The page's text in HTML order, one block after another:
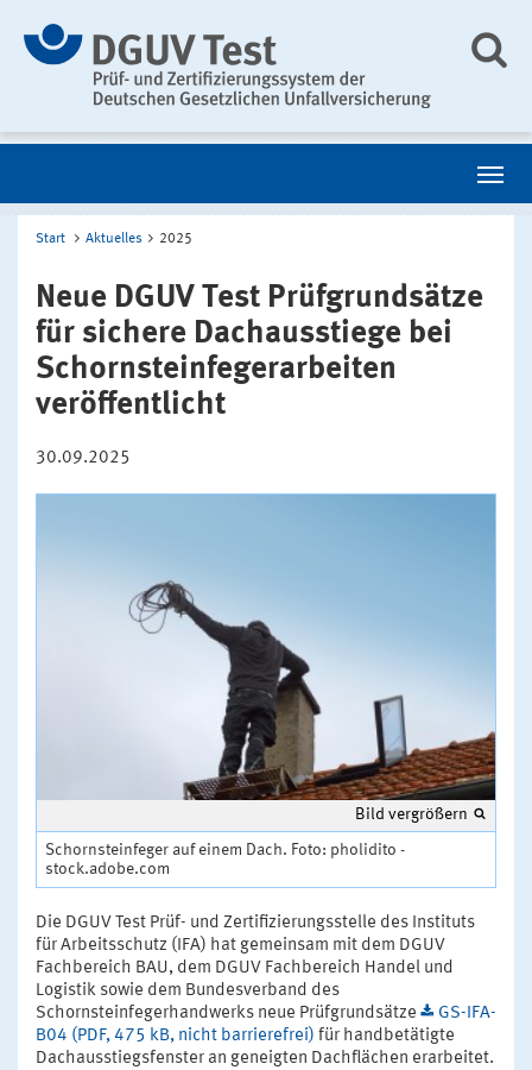
Start Aktuelles 2025
Neue DGUV Test Prüfgrundsätze
für sichere Dachausstiege bei
Schornsteinfegerarbeiten
veröffentlicht
30.09.2025
Bild vergrößern
Schornsteinfeger auf einem Dach. Foto: pholidito -
stock.adobe.com
Die DGUV Test Prüf- und Zertifizierungsstelle des Instituts
für Arbeitsschutz (IFA) hat gemeinsam mit dem DGUV
Fachbereich BAU, dem DGUV Fachbereich Handel und
Logistik sowie dem Bundesverband des
Schornsteinfegerhandwerks neue Prüfgrundsätze
GS-IFA-
B04 (PDF, 475 kB, nicht barrierefrei) für handbetätigte
Dachausstiegsfenster an geneigten Dachflächen erarbeitet.